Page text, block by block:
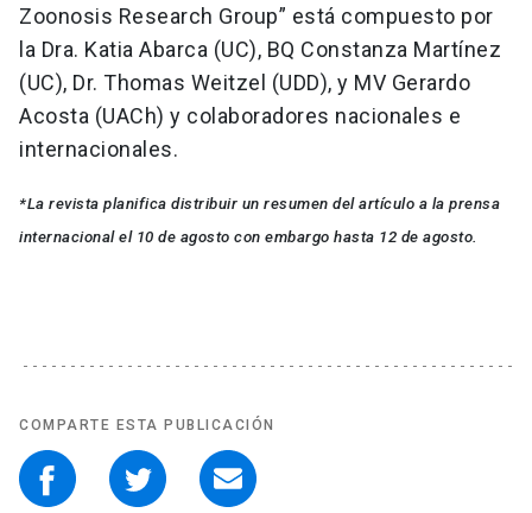
Zoonosis Research Group” está compuesto por
la Dra. Katia Abarca (UC), BQ Constanza Martínez
(UC), Dr. Thomas Weitzel (UDD), y MV Gerardo
Acosta (UACh) y colaboradores nacionales e
internacionales.
*La revista planifica distribuir un resumen del artículo a la prensa
internacional el 10 de agosto con embargo hasta 12 de agosto.
COMPARTE ESTA PUBLICACIÓN